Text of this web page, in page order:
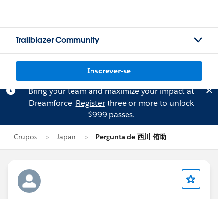
Trailblazer Community
Inscrever-se
Bring your team and maximize your impact at
Dreamforce. Registerthree or more to unlock
$999 passes.
Grupos Japan Pergunta de 西川 侑助